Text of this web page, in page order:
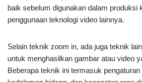
baik sebelum digunakan dalam produksi
penggunaan teknologi video lainnya.
Selain teknik zoom in, ada juga teknik
untuk menghasilkan gambar atau video
Beberapa teknik ini termasuk